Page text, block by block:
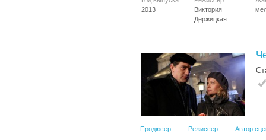
2013
Виктория
Держицкая
Продюсер Режиссер Автор